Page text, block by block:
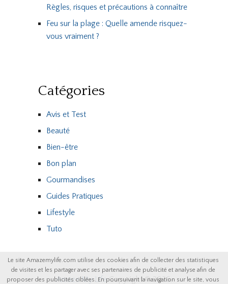
Règles, risques et précautions à connaître
Feu sur la plage : Quelle amende risquez-
vous vraiment ?
Catégories
Avis et Test
Beauté
Bien-être
Bon plan
Gourmandises
Guides Pratiques
Lifestyle
Tuto
Amaze My LifeCopyright © 2026.
Le site Amazemylife.com utilise des cookies afin de collecter des statistiques
de visites et les partager avec ses partenaires de publicité et analyse afin de
proposer des publicités ciblées. En poursuivant la navigation sur le site, vous